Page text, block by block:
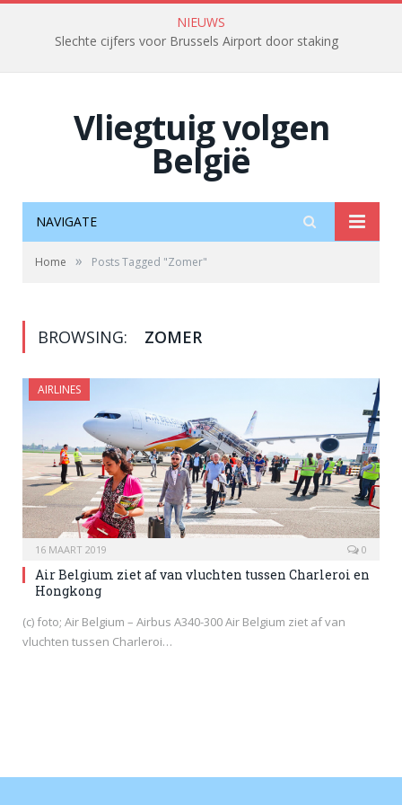
NIEUWS
Slechte cijfers voor Brussels Airport door staking
Vliegtuig volgen
België
NAVIGATE
Home » Posts Tagged "Zomer"
BROWSING: ZOMER
AIRLINES
16 MAART 2019 0
Air Belgium ziet af van vluchten tussen Charleroi en
Hongkong
(c) foto; Air Belgium – Airbus A340-300 Air Belgium ziet af van
vluchten tussen Charleroi…